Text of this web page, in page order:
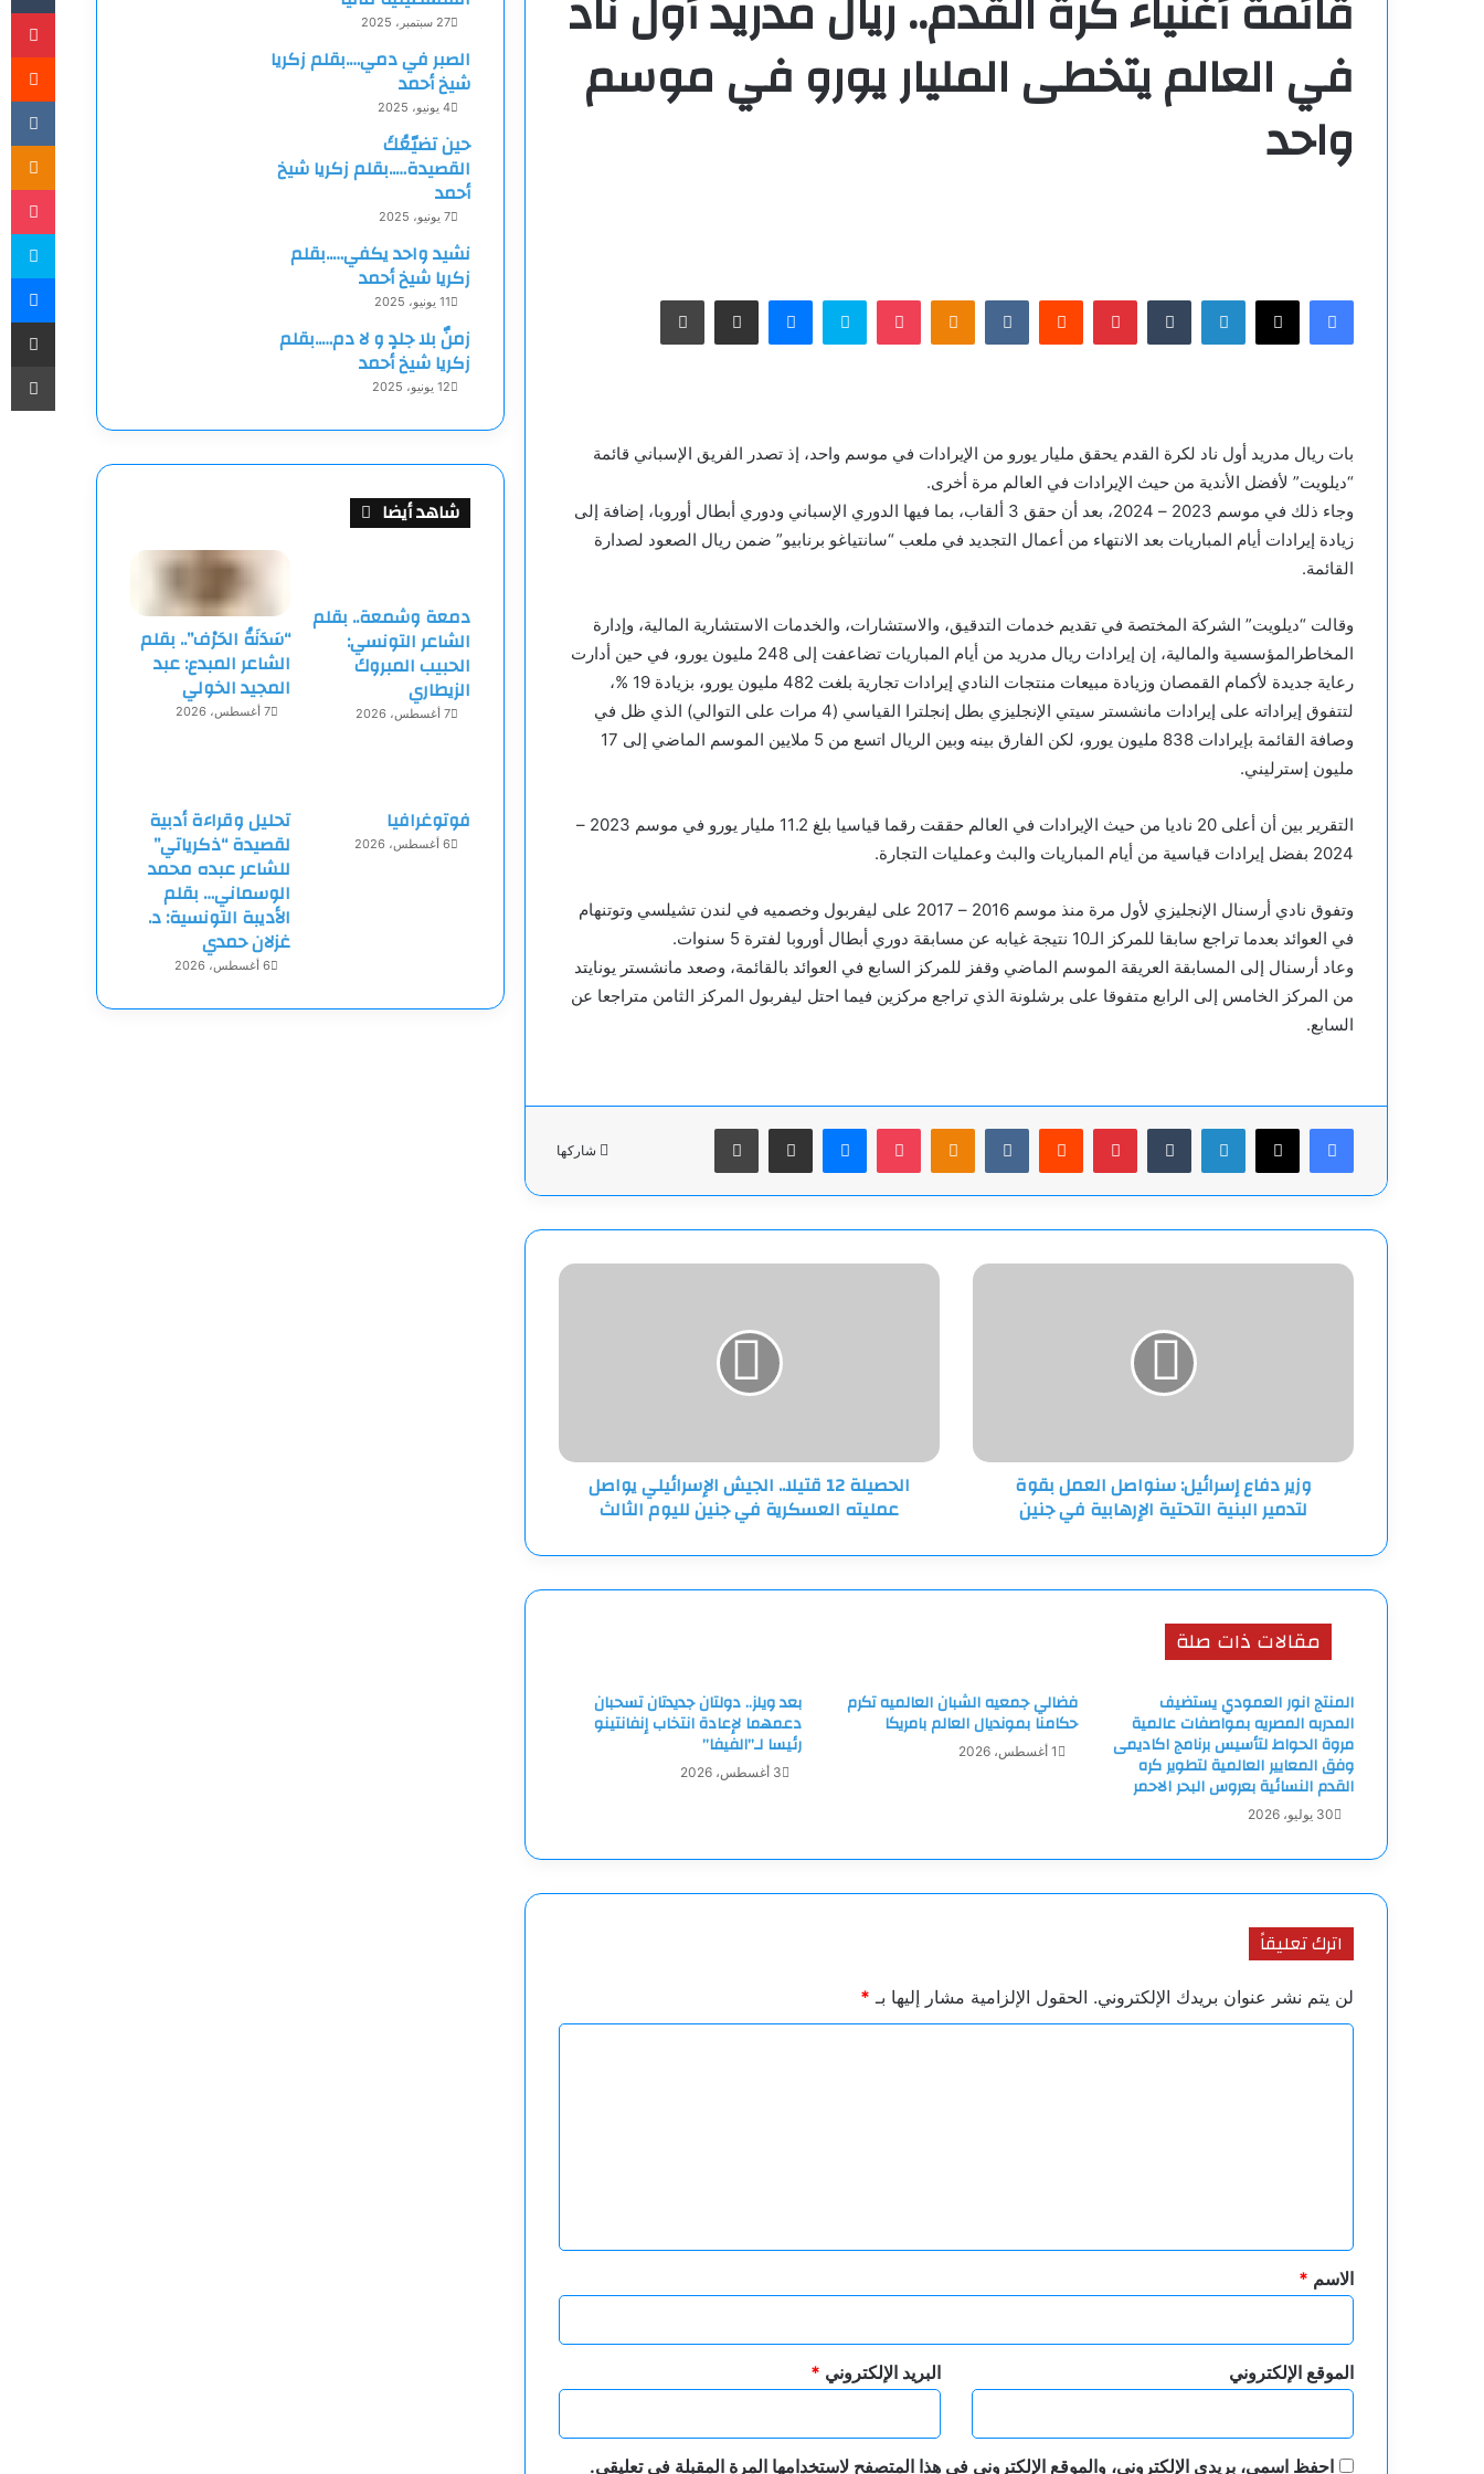
في العالم يتخطى المليار يورو في موسم
واحد
فيسبوك‫X لينكدإن بينتيريست Odnoklassniki
‫Pocketسكايب ماسنجرمشاركة عبر البريد طباعة
بات ريال مدريد أول ناد لكرة القدم يحقق مليار يورو من الإيرادات في موسم واحد، إذ تصدر الفريق الإسباني قائمة
“ديلويت” لأفضل الأندية من حيث الإيرادات في العالم مرة أخرى.
وجاء ذلك في موسم 2023 – 2024، بعد أن حقق 3 ألقاب، بما فيها الدوري الإسباني ودوري أبطال أوروبا، إضافة إلى
زيادة إيرادات أيام المباريات بعد الانتهاء من أعمال التجديد في ملعب “سانتياغو برنابيو” ضمن ريال الصعود لصدارة
القائمة.
وقالت “ديلويت” الشركة المختصة في تقديم خدمات التدقيق، والاستشارات، والخدمات الاستشارية المالية، وإدارة
المخاطرالمؤسسية والمالية، إن إيرادات ريال مدريد من أيام المباريات تضاعفت إلى 248 مليون يورو، في حين أدارت
رعاية جديدة لأكمام القمصان وزيادة مبيعات منتجات النادي إيرادات تجارية بلغت 482 مليون يورو، بزيادة 19 %،
لتتفوق إيراداته على إيرادات مانشستر سيتي الإنجليزي بطل إنجلترا القياسي (4 مرات على التوالي) الذي ظل في
وصافة القائمة بإيرادات 838 مليون يورو، لكن الفارق بينه وبين الريال اتسع من 5 ملايين الموسم الماضي إلى 17
مليون إسترليني.
التقرير بين أن أعلى 20 ناديا من حيث الإيرادات في العالم حققت رقما قياسيا بلغ 11.2 مليار يورو في موسم 2023 –
2024 بفضل إيرادات قياسية من أيام المباريات والبث وعمليات التجارة.
وتفوق نادي أرسنال الإنجليزي لأول مرة منذ موسم 2016 – 2017 على ليفربول وخصميه في لندن تشيلسي وتوتنهام
في العوائد بعدما تراجع سابقا للمركز الـ10 نتيجة غيابه عن مسابقة دوري أبطال أوروبا لفترة 5 سنوات.
وعاد أرسنال إلى المسابقة العريقة الموسم الماضي وقفز للمركز السابع في العوائد بالقائمة، وصعد مانشستر يونايتد
من المركز الخامس إلى الرابع متفوقا على برشلونة الذي تراجع مركزين فيما احتل ليفربول المركز الثامن متراجعا عن
السابع.
شاركها
فيسبوك‫X لينكدإن بينتيريست Odnoklassniki
‫Pocketماسنجرمشاركة عبر البريد طباعة
الحصيلة
في
جنين
الحصيلة 12 قتيلا.. الجيش الإسرائيلي يواصل
عمليته العسكرية في جنين لليوم الثالث
وزير
التحتية
الإرهابيةوزير دفاع إسرائيل: سنواصل العمل بقوة
لتدمير البنية التحتية الإرهابية في جنين
مقالات ذات صلة
بعد ويلز.. دولتان جديدتان تسحبان
دعمهما لإعادة انتخاب إنفانتينو
رئيسا لـ”الفيفا”
3 أغسطس، 2026
فضالي جمعيه الشبان العالميه تكرم
حكامنا بمونديال العالم بامريكا
1 أغسطس، 2026
المنتج انور العمودي يستضيف
المدربه المصريه بمواصفات عالمية
مروة الحواط لتأسيس برنامج اكاديمى
وفق المعايير العالمية لتطوير كره
القدم النسائية بعروس البحر الاحمر
30 يوليو، 2026
اترك تعليقاً
لن يتم نشر عنوان بريدك الإلكتروني. الحقول الإلزامية مشار إليها بـ *
*
الاسم *
البريد الإلكتروني * الموقع الإلكتروني
احفظ اسمي، بريدي الإلكتروني، والموقع الإلكتروني في هذا المتصفح لاستخدامها المرة المقبلة في تعليقي.
27 سبتمبر، 2025
الصبر في دمي….بقلم زكريا
شيخ أحمد
4 يونيو، 2025
حين تضيّعُكَ
القصيدة…..بقلم زكريا شيخ
أحمد
7 يونيو، 2025
نشيد واحد يكفي…..بقلم
زكريا شيخ أحمد
11 يونيو، 2025
زمنٌ بلا جلدٍ و لا دم…..بقلم
زكريا شيخ أحمد
12 يونيو، 2025
شاهد أيضا
“سَدَنَةُ الحَرْف”.. بقلم
الشاعر المبدع: عبد
المجيد الخولي
7 أغسطس، 2026
دمعة وشمعة.. بقلم
الشاعر التونسي:
الحبيب المبروك
الزيطاري
7 أغسطس، 2026
تحليل وقراءة أدبية
لقصيدة “ذكرياتي”
للشاعر عبده محمد
الوسماني… بقلم
الأديبة التونسية: د.
غزلان حمدي
6 أغسطس، 2026
فوتوغرافيا
6 أغسطس، 2026
سكايب
ماسنجر
مشاركة عبر البريد